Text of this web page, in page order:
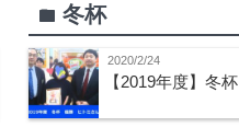
folder 冬杯
2020/2/24
【2019年度】冬杯